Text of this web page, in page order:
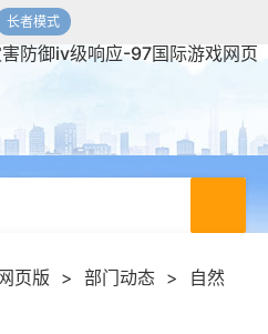
长者模式
防御iv级响应-97国际游戏网页
页版 > 部门动态 >
自然